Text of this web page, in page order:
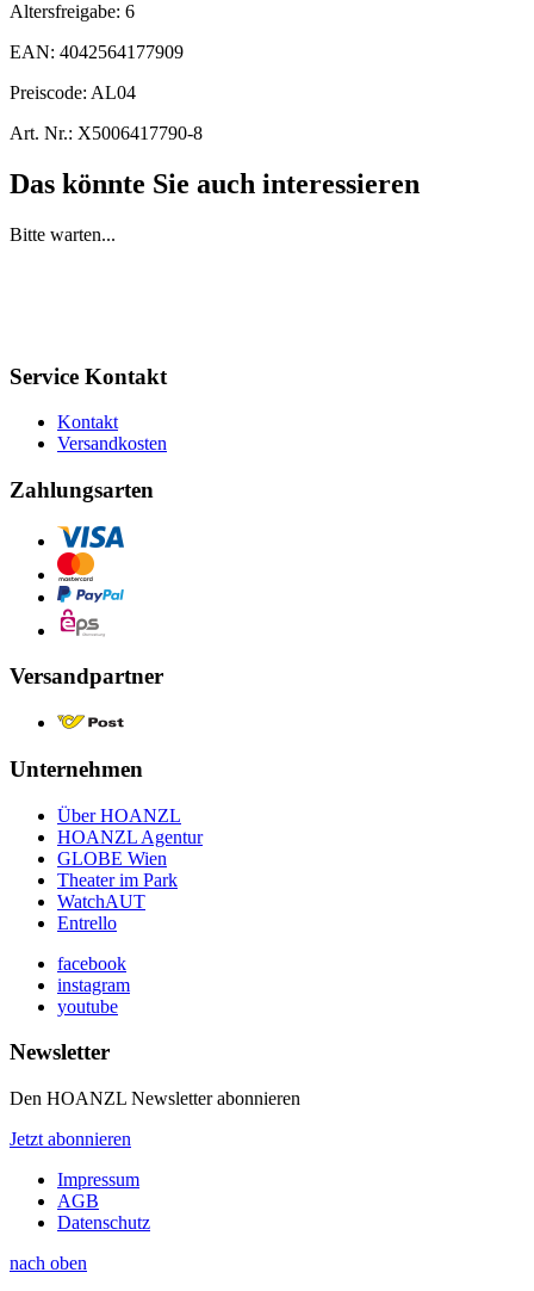
Altersfreigabe: 6
EAN: 4042564177909
Preiscode: AL04
Art. Nr.: X5006417790-8
Das könnte Sie auch interessieren
Bitte warten...
Service Kontakt
Kontakt
Versandkosten
Zahlungsarten
Versandpartner
Unternehmen
Über HOANZL
HOANZL Agentur
GLOBE Wien
Theater im Park
WatchAUT
Entrello
facebook
instagram
youtube
Newsletter
Den HOANZL Newsletter abonnieren
Jetzt abonnieren
Impressum
AGB
Datenschutz
nach oben